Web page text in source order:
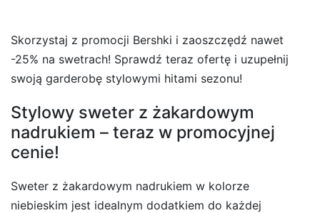
Skorzystaj z promocji Bershki i zaoszczędź nawet
-25% na swetrach! Sprawdź teraz ofertę i uzupełnij
swoją garderobę stylowymi hitami sezonu!
Stylowy sweter z żakardowym
nadrukiem – teraz w promocyjnej
cenie!
Sweter z żakardowym nadrukiem w kolorze
niebieskim jest idealnym dodatkiem do każdej